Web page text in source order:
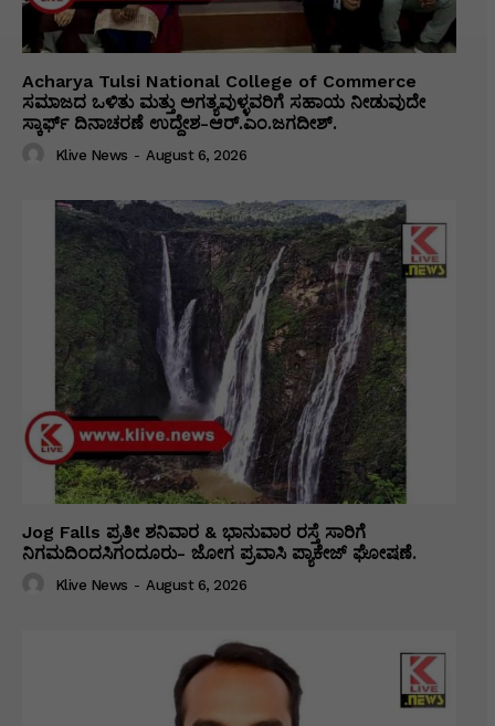
Acharya Tulsi National College of Commerce
ಸಮಾಜದ ಒಳಿತು ಮತ್ತು ಅಗತ್ಯವುಳ್ಳವರಿಗೆ ಸಹಾಯ ನೀಡುವುದೇ
ಸ್ಕಾರ್ಫ್ ದಿನಾಚರಣೆ ಉದ್ದೇಶ-ಆರ್.ಎಂ.ಜಗದೀಶ್.
Klive News - August 6, 2026
Jog Falls ಪ್ರತೀ ಶನಿವಾರ & ಭಾನುವಾರ ರಸ್ತೆ ಸಾರಿಗೆ
ನಿಗಮದಿಂದಸಿಗಂದೂರು- ಜೋಗ ಪ್ರವಾಸಿ ಪ್ಯಾಕೇಜ್ ಘೋಷಣೆ.
Klive News - August 6, 2026